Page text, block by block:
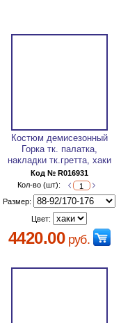
Костюм демисезонный
Горка тк. палатка,
накладки тк.гретта, хаки
Код № R016931
Кол-во (шт):
Размер:
Цвет:
4420.00руб.